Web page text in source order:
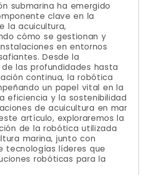
submarina ha emergido
clave en la
la acuicultura,
cómo se gestionan y
en entornos
Desde la
las profundidades hasta
continua, la robótica
un papel vital en la
eficiencia y la sostenibilidad
de acuicultura en mar
artículo, exploraremos la
de la robótica utilizada
marina, junto con
tecnologías líderes que
robóticas para la